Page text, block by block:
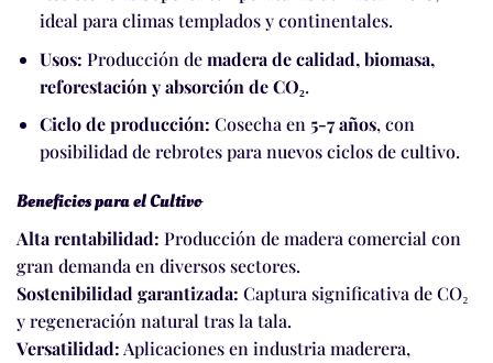
ideal para climas templados y continentales.
Usos: Producción demadera de calidad, biomasa,
reforestación y absorción de CO₂.
Ciclo de producción: Cosecha en 5-7 años, con
posibilidad de rebrotes para nuevos ciclos de cultivo.
Beneficios para el Cultivo
Alta rentabilidad: Producción de madera comercial con
gran demanda en diversos sectores.
Sostenibilidad garantizada: Captura significativa de CO₂
y regeneración natural tras la tala.
Versatilidad:Aplicaciones en industria maderera,